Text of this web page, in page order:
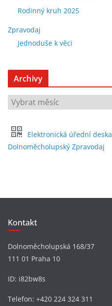
Rodinný kruh 2025
Zpravodaj
Jednoduše k věci
Archivy
A
h
i
Elektronická úřední deska
Dolnoměcholupský Zpravodaj
Kontakt
Dolnoměcholupská 168/37
111 01 Praha 10
ID: i82bw8s
Telefon: +420 224 324 311